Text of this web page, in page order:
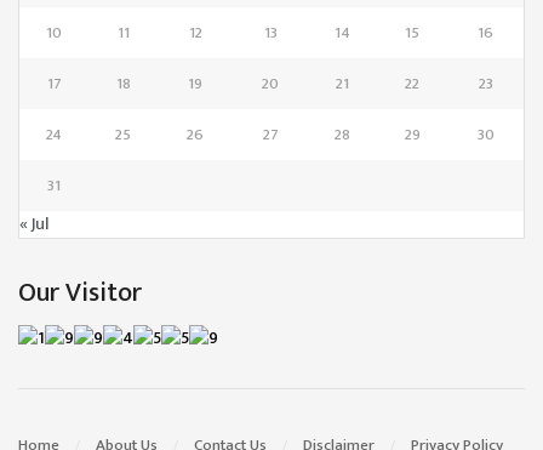
10
11 12 13 14 15
16
17
18 19 20 21 22
23
24
25 26 27 28 29
30
31
« Jul
Our Visitor